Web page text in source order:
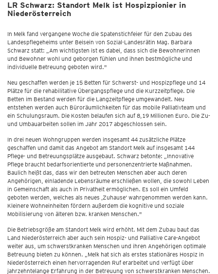
LR Schwarz: Standort Melk ist Hospizpionier in
Niederösterreich
In Melk fand vergangene Woche die Spatenstichfeier für den Zubau des
Landespflegeheims unter Beisein von Sozial-Landesrätin Mag. Barbara
Schwarz statt: „Am wichtigsten ist es dabei, dass sich die Bewohnerinnen
und Bewohner wohl und geborgen fühlen und ihnen bestmögliche und
individuelle Betreuung geboten wird."
Neu geschaffen werden je 15 Betten für Schwerst- und Hospizpflege und 14
Plätze für die rehabilitative Übergangspflege und die Kurzzeitpflege. Die
Betten im Bestand werden für die Langzeitpflege umgewandelt. Neu
entstehen werden auch Büroräumlichkeiten für das mobile Palliativteam und
ein Schulungsraum. Die Kosten belaufen sich auf 8,19 Millionen Euro. Die Zu-
und Umbauarbeiten sollen im Jahr 2017 abgeschlossen sein.
In drei neuen Wohngruppen werden insgesamt 44 zusätzliche Plätze
geschaffen und damit das Angebot am Standort Melk auf insgesamt 144
Pflege- und Betreuungsplätze ausgebaut. Schwarz betonte: „Innovative
Pflege braucht bedarfsorientierte und personenzentrierte Maßnahmen.
Baulich heißt das, dass wir den betreuten Menschen aber auch deren
Angehörigen, einladende Lebensräume erschließen wollen, die sowohl Leben
in Gemeinschaft als auch in Privatheit ermöglichen. Es soll ein Umfeld
geboten werden, welches als neues ‚Zuhause‘ wahrgenommen werden kann.
Kleinere Wohneinheiten fördern außerdem die kognitive und soziale
Mobilisierung von älteren bzw. kranken Menschen."
Die Betriebsgröße am Standort Melk wird erhöht. Mit dem Zubau baut das
Land Niederösterreich aber auch sein Hospiz- und Palliative Care-Angebot
weiter aus, um schwerstkranken Menschen und ihren Angehörigen optimale
Betreuung bieten zu können. „Melk hat sich als erstes stationäres Hospiz in
Niederösterreich einen hervorragenden Ruf erarbeitet und verfügt über
jahrzehntelange Erfahrung in der Betreuung von schwerstkranken Menschen.